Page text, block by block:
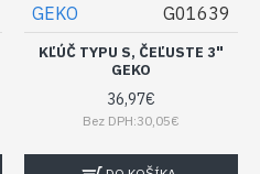
GEKO G01639
KĽÚČ TYPU S, ČEĽUSTE 3"
GEKO
36,97€
Bez DPH:30,05€